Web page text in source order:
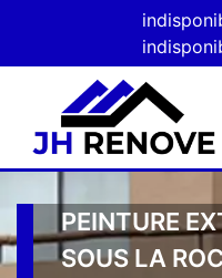
PEINTURE
SOUS LA